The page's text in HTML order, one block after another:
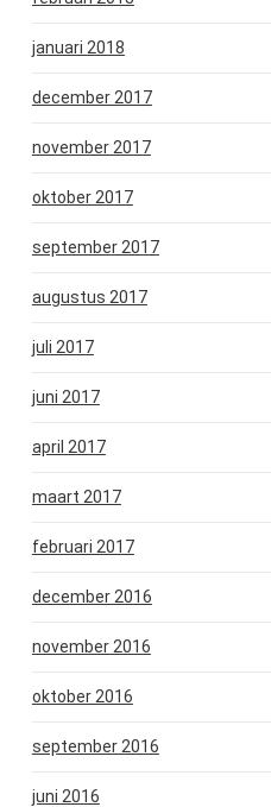
januari 2018
december 2017
november 2017
oktober 2017
september 2017
augustus 2017
juli 2017
juni 2017
april 2017
maart 2017
februari 2017
december 2016
november 2016
oktober 2016
september 2016
juni 2016